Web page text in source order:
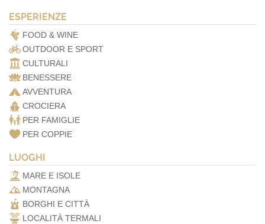
ESPERIENZE
FOOD & WINE
OUTDOOR E SPORT
CULTURALI
BENESSERE
AVVENTURA
CROCIERA
PER FAMIGLIE
PER COPPIE
LUOGHI
MARE E ISOLE
MONTAGNA
BORGHI E CITTÀ
LOCALITÀ TERMALI